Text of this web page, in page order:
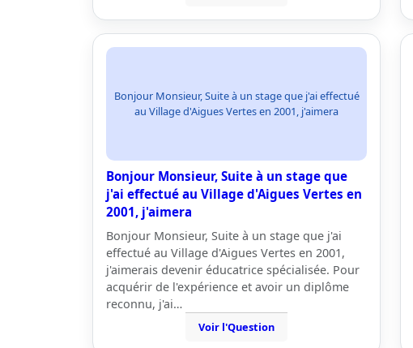
Bonjour Monsieur, Suite à un stage que j'ai effectué
au Village d'Aigues Vertes en 2001, j'aimera
Bonjour Monsieur, Suite à un stage que
j'ai effectué au Village d'Aigues Vertes en
2001, j'aimera
Bonjour Monsieur, Suite à un stage que j'ai
effectué au Village d'Aigues Vertes en 2001,
j'aimerais devenir éducatrice spécialisée. Pour
acquérir de l'expérience et avoir un diplôme
reconnu, j'ai…
Voir l'Question